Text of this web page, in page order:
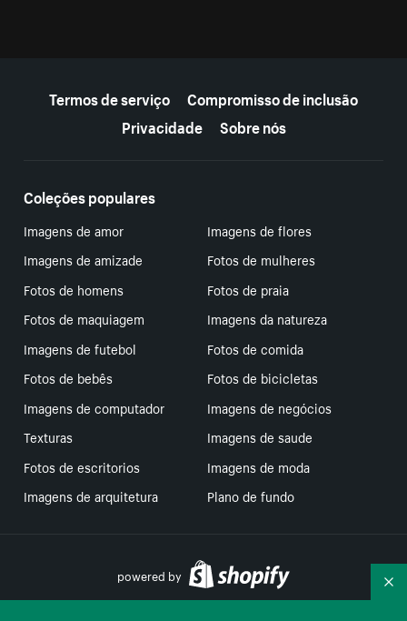
Termos de serviço
Compromisso de inclusão
Privacidade
Sobre nós
Coleções populares
Imagens de amor
Imagens de flores
Imagens de amizade
Fotos de mulheres
Fotos de homens
Fotos de praia
Fotos de maquiagem
Imagens da natureza
Imagens de futebol
Fotos de comida
Fotos de bebês
Fotos de bicicletas
Imagens de computador
Imagens de negócios
Texturas
Imagens de saude
Fotos de escritorios
Imagens de moda
Imagens de arquitetura
Plano de fundo
powered by